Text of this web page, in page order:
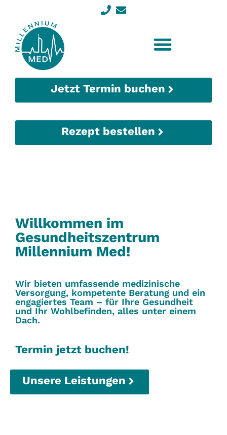
Jetzt Termin buchen
Rezept bestellen
Willkommen im
Gesundheitszentrum
Millennium Med!
Wir bieten umfassende medizinische
Versorgung, kompetente Beratung und ein
engagiertes Team – für Ihre Gesundheit
und Ihr Wohlbefinden, alles unter einem
Dach.
Termin jetzt buchen!
Unsere Leistungen